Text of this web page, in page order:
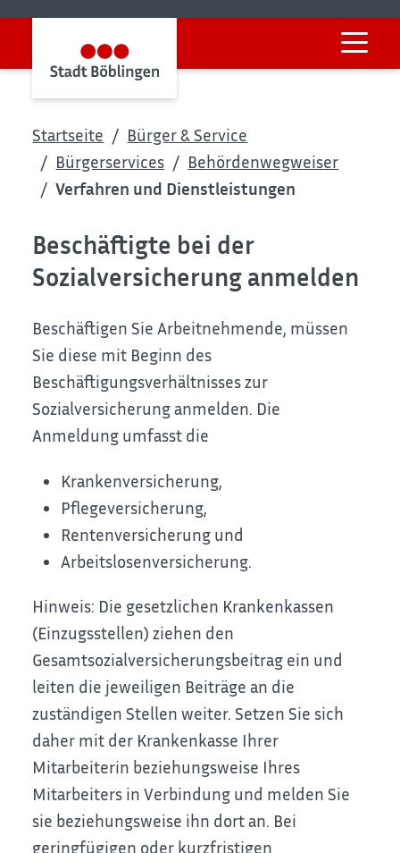
Startseite
Bürger & Service
Bürgerservices
Behördenwegweiser
Verfahren und Dienstleistungen
Beschäftigte bei der
Sozialversicherung anmelden
Beschäftigen Sie Arbeitnehmende, müssen
Sie diese mit Beginn des
Beschäftigungsverhältnisses zur
Sozialversicherung anmelden. Die
Anmeldung umfasst die
Krankenversicherung,
Pflegeversicherung,
Rentenversicherung und
Arbeitslosenversicherung.
Hinweis: Die gesetzlichen Krankenkassen
(Einzugsstellen) ziehen den
Gesamtsozialversicherungsbeitrag ein und
leiten die jeweiligen Beiträge an die
zuständigen Stellen weiter. Setzen Sie sich
daher mit der Krankenkasse Ihrer
Mitarbeiterin beziehungsweise Ihres
Mitarbeiters in Verbindung und melden Sie
sie beziehungsweise ihn dort an. Bei
geringfügigen oder kurzfristigen